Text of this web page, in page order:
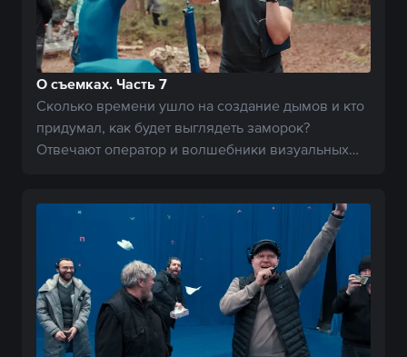
О съемках. Часть 7
Сколько времени ушло на создание дымов и кто
придумал, как будет выглядеть заморок?
Отвечают оператор и волшебники визуальных